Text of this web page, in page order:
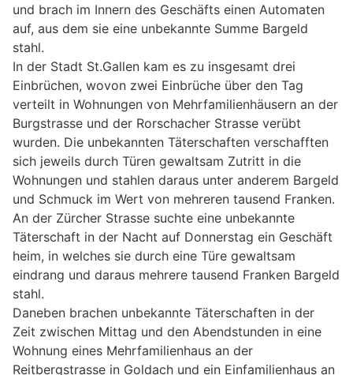
und brach im Innern des Geschäfts einen Automaten
auf, aus dem sie eine unbekannte Summe Bargeld
stahl.
In der Stadt St.Gallen kam es zu insgesamt drei
Einbrüchen, wovon zwei Einbrüche über den Tag
verteilt in Wohnungen von Mehrfamilienhäusern an der
Burgstrasse und der Rorschacher Strasse verübt
wurden. Die unbekannten Täterschaften verschafften
sich jeweils durch Türen gewaltsam Zutritt in die
Wohnungen und stahlen daraus unter anderem Bargeld
und Schmuck im Wert von mehreren tausend Franken.
An der Zürcher Strasse suchte eine unbekannte
Täterschaft in der Nacht auf Donnerstag ein Geschäft
heim, in welches sie durch eine Türe gewaltsam
eindrang und daraus mehrere tausend Franken Bargeld
stahl.
Daneben brachen unbekannte Täterschaften in der
Zeit zwischen Mittag und den Abendstunden in eine
Wohnung eines Mehrfamilienhaus an der
Reitbergstrasse in Goldach und ein Einfamilienhaus an